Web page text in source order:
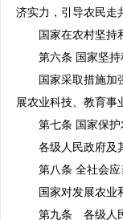
济实力，引导农民走
国家在农村坚持和
第六条 国家坚持
国家采取措施加强
展农业科技、教育事
第七条 国家保护
各级人民政府及其
第八条 全社会应
国家对发展农业和
第九条 各级人民